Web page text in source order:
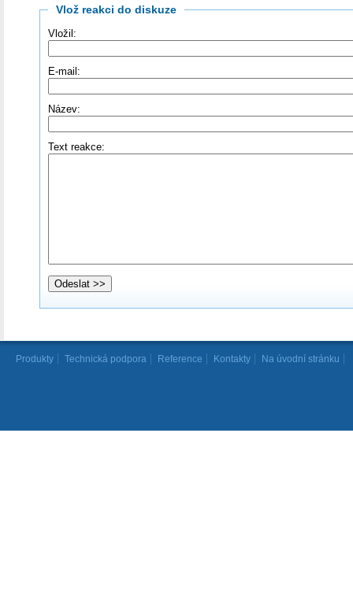
Vlož reakci do diskuze
Vložil:
E-mail:
Název:
Text reakce:
Produkty Technická podpora Reference Kontakty Na úvodní stránku